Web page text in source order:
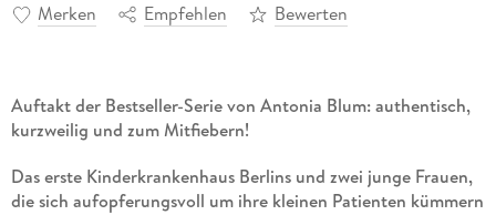
Merken Empfehlen Bewerten
Auftakt der Bestseller-Serie von Antonia Blum: authentisch,
kurzweilig und zum Mitfiebern!
Das erste Kinderkrankenhaus Berlins und zwei junge Frauen,
die sich aufopferungsvoll um ihre kleinen Patienten kümmern